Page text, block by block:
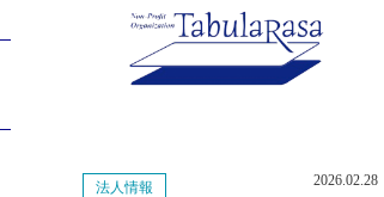
リユース食器
法人情報 2026.02.28